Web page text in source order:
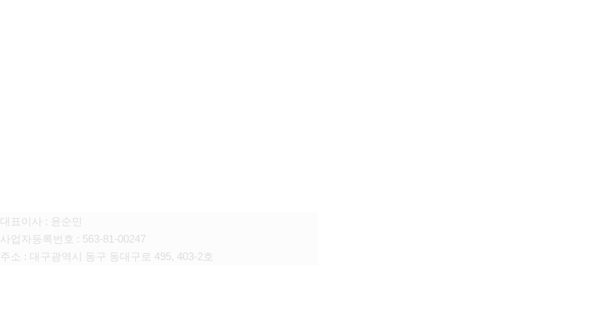
대표이사 : 윤순민
사업자등록번호 : 563-81-00247
주소 : 대구광역시 동구 동대구로 495, 403-2호